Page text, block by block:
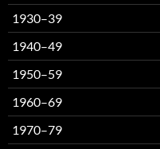
1930–39
1940–49
1950–59
1960–69
1970–79